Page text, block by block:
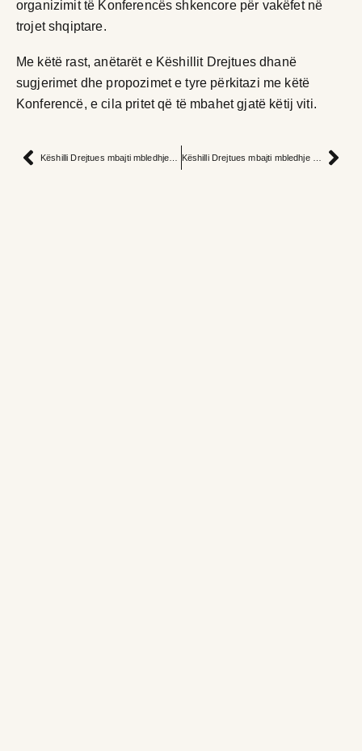
organizimit të Konferencës shkencore për vakëfet në
trojet shqiptare.
Me këtë rast, anëtarët e Këshillit Drejtues dhanë
sugjerimet dhe propozimet e tyre përkitazi me këtë
Konferencë, e cila pritet që të mbahet gjatë këtij viti.